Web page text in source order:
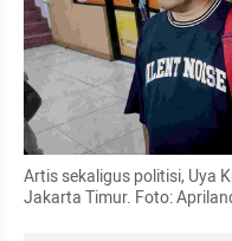
Artis sekaligus politisi, Uya
Jakarta Timur. Foto: